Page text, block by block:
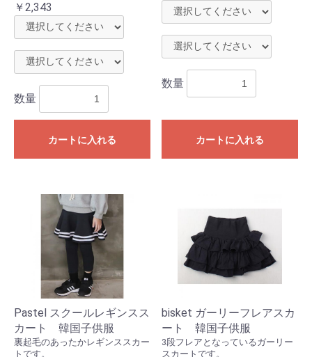
￥2,343
数量
カートに入れる
数量
カートに入れる
Pastel スクールレギンスス
カート 韓国子供服
裏起毛のあったかレギンススカー
トです。
bisket ガーリーフレアスカ
ート 韓国子供服
3段フレアとなっているガーリー
スカートです。